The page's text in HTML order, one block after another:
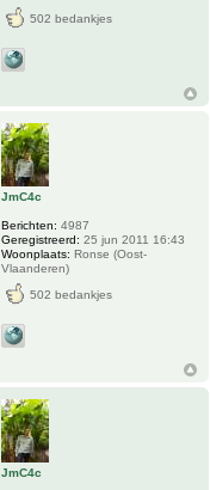
502 bedankjes
JmC4c
Berichten: 4987
Geregistreerd: 25 jun 2011 16:43
Woonplaats: Ronse (Oost-
Vlaanderen)
502 bedankjes
JmC4c